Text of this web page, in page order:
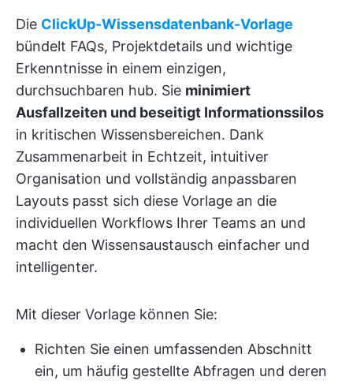
Die ClickUp-Wissensdatenbank-Vorlage
bündelt FAQs, Projektdetails und wichtige
Erkenntnisse in einem einzigen,
durchsuchbaren hub. Sie minimiert
Ausfallzeiten und beseitigt Informationssilos
in kritischen Wissensbereichen. Dank
Zusammenarbeit in Echtzeit, intuitiver
Organisation und vollständig anpassbaren
Layouts passt sich diese Vorlage an die
individuellen Workflows Ihrer Teams an und
macht den Wissensaustausch einfacher und
intelligenter.
Mit dieser Vorlage können Sie:
Richten Sie einen umfassenden Abschnitt
ein, um häufig gestellte Abfragen und deren